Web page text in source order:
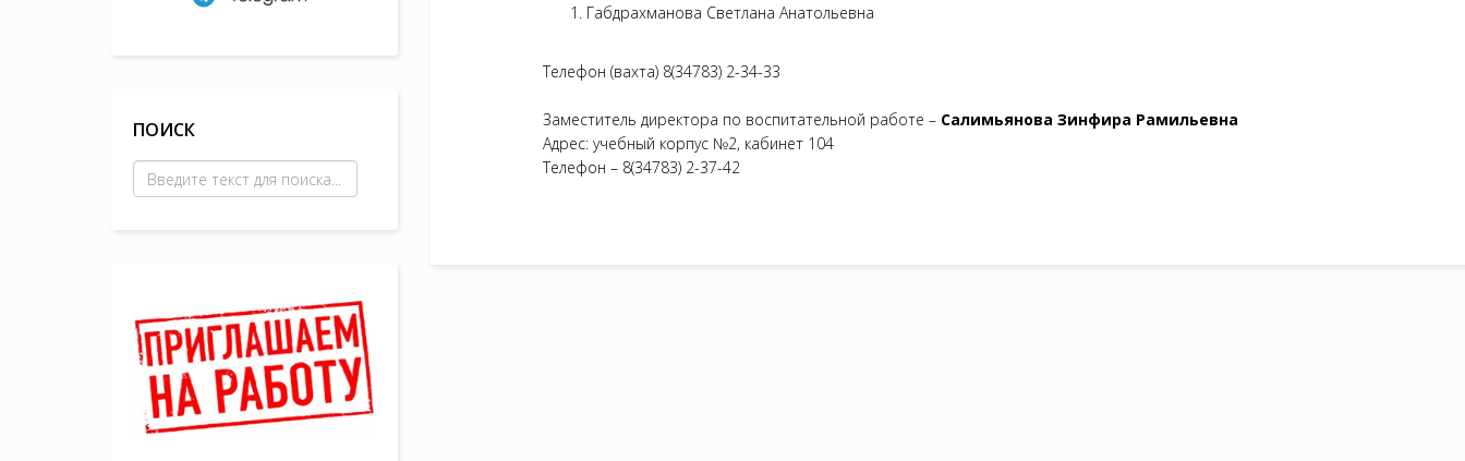
ПОИСК
Габдрахманова Светлана Анатольевна
Телефон (вахта) 8(34783) 2-34-33
Заместитель директора по воспитательной работе – Салимьянова Зинфира Рамильевна
Адрес: учебный корпус №2, кабинет 104
Телефон – 8(34783) 2-37-42